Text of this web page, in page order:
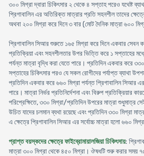
৩০০ মিগ্রা দ্বারা চিকিৎসার ২ থেকে ৪ সপ্তাহ পরেও যথেষ্ট
প্রিগাবালিন এর অতিরিক্ত মাত্রার প্রতি সহনশীল তাদের
অথবা ২০০ মিগ্রা করে দিনে ৩ বার (মোট দৈনিক মাত্রা ৬০০
প্রিগাবালিন সিআর শুরুতে ১৬৫ মিগ্রা করে দিনে একবার সেবন
প্রতিক্রিয়া এবং সহনশীলতার উপর ভিত্তি করে ১ সপ্তাহের
পর্যন্ত মাত্রা বৃদ্ধি করা যেতে পারে। প্রতিদিন একবার করে
সপ্তাহের চিকিৎসার পরও যে সকল রোগীদের পর্যাপ্ত ব্যাথা
প্রতিদিন একবার করে ৬৬০ মিগ্রা পর্যন্ত প্রিগাবালিন সিআর
পারে। মাত্রা নির্ভর প্রতিনির্দেশনা এবং বিরুপ প্রতিক্রিয়ার
পরিপ্রেক্ষিতে, ৩৩০ মিগ্রা/প্রতিদিন উপরের মাত্রা শুধুমাত্র
উচিত যাদের চলমান ব্যথা রয়েছে এবং প্রতিদিন ৩৩০ মিগ্রা
এ ক্ষেত্রে প্রিগাবালিন সিআর এর সর্বোচ্চ মাত্রা হলো ৬৬০
প্রাপ্ত বয়স্কদের ক্ষেত্রে ফাইব্রোমায়ালজিয়া চিকিৎসায়:
মাত্রা ৩০০ মিগ্রা থেকে ৪৫০ মিগ্রা। ঔষধটি শুরু করার সময়